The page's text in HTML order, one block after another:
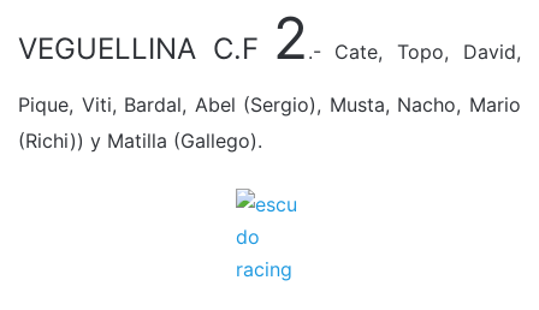
VEGUELLINA C.F 2 .- Cate, Topo, David,
Pique, Viti, Bardal, Abel (Sergio), Musta, Nacho, Mario
(Richi)) y Matilla (Gallego).